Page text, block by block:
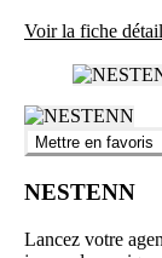
Voir la fiche
Mettre en favoris
NESTENN
Lancez votre